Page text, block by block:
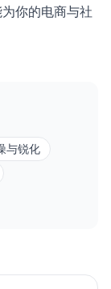
你的电商与社
与锐化